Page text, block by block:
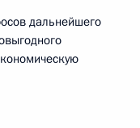
дальнейшего